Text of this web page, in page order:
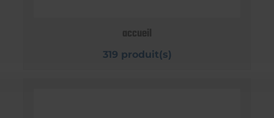
accueil
319 produit(s)